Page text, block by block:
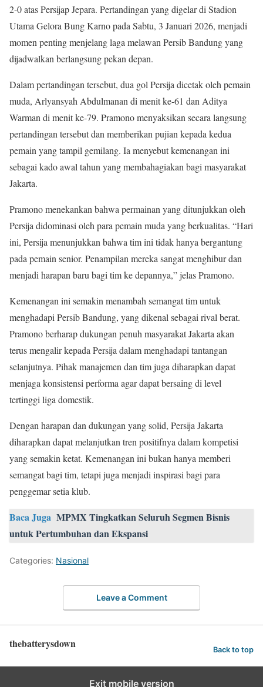
2-0 atas Persijap Jepara. Pertandingan yang digelar di Stadion
Utama Gelora Bung Karno pada Sabtu, 3 Januari 2026, menjadi
momen penting menjelang laga melawan Persib Bandung yang
dijadwalkan berlangsung pekan depan.
Dalam pertandingan tersebut, dua gol Persija dicetak oleh pemain
muda, Arlyansyah Abdulmanan di menit ke-61 dan Aditya
Warman di menit ke-79. Pramono menyaksikan secara langsung
pertandingan tersebut dan memberikan pujian kepada kedua
pemain yang tampil gemilang. Ia menyebut kemenangan ini
sebagai kado awal tahun yang membahagiakan bagi masyarakat
Jakarta.
Pramono menekankan bahwa permainan yang ditunjukkan oleh
Persija didominasi oleh para pemain muda yang berkualitas. “Hari
ini, Persija menunjukkan bahwa tim ini tidak hanya bergantung
pada pemain senior. Penampilan mereka sangat menghibur dan
menjadi harapan baru bagi tim ke depannya,” jelas Pramono.
Kemenangan ini semakin menambah semangat tim untuk
menghadapi Persib Bandung, yang dikenal sebagai rival berat.
Pramono berharap dukungan penuh masyarakat Jakarta akan
terus mengalir kepada Persija dalam menghadapi tantangan
selanjutnya. Pihak manajemen dan tim juga diharapkan dapat
menjaga konsistensi performa agar dapat bersaing di level
tertinggi liga domestik.
Dengan harapan dan dukungan yang solid, Persija Jakarta
diharapkan dapat melanjutkan tren positifnya dalam kompetisi
yang semakin ketat. Kemenangan ini bukan hanya memberi
semangat bagi tim, tetapi juga menjadi inspirasi bagi para
penggemar setia klub.
Baca Juga MPMX Tingkatkan Seluruh Segmen Bisnis
untuk Pertumbuhan dan Ekspansi
Categories: Nasional
Leave a Comment
thebatterysdown Back to top
Exit mobile version